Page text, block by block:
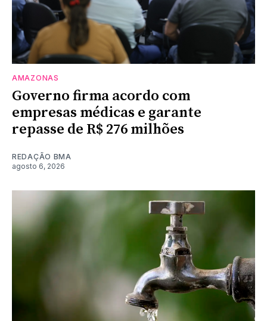
AMAZONAS
Governo firma acordo com
empresas médicas e garante
repasse de R$ 276 milhões
REDAÇÃO BMA
agosto 6, 2026